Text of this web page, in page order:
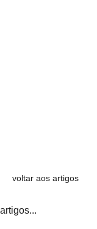
voltar aos artigos
artigos...